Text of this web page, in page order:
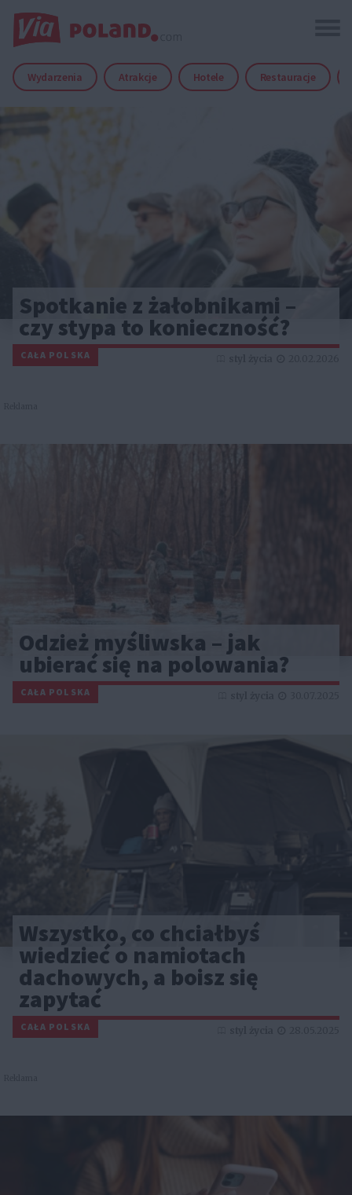
Wydarzenia Atrakcje Hotele Restauracje
Spotkanie z żałobnikami –
czy stypa to konieczność?
CAŁA POLSKA
Odzież myśliwska – jak
ubierać się na polowania?
CAŁA POLSKA
Wszystko, co chciałbyś
wiedzieć o namiotach
dachowych, a boisz się
zapytać
CAŁA POLSKA